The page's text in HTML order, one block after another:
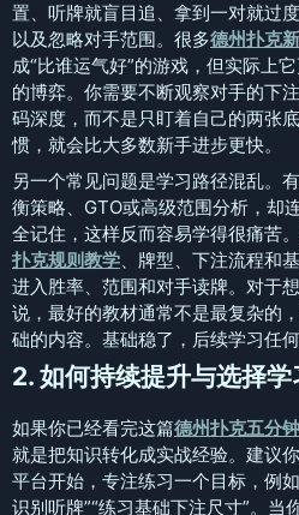
置、听牌就盲目追、拿到一对就过
以及忽略对手范围。很多德州扑克
成“比谁运气好”的游戏，但实际上
的博弈。你需要不断观察对手的下
码深度，而不是只盯着自己的两张
惯，就会比大多数新手进步更快。
另一个常见问题是学习路径混乱。
衡策略、GTO或高级范围分析，却
全记住，这样反而容易学得很痛苦
扑克规则教学 、牌型、下注流程和
进入胜率、范围和对手读牌。对于
说，最好的教材通常不是最复杂的
础的内容。基础稳了，后续学习任
2. 如何持续提升与选择学
如果你已经看完这篇德州扑克五分
就是把知识转化成实战经验。建议
平台开始，专注练习一个目标，例
识别听牌”“练习基础下注尺寸”。当